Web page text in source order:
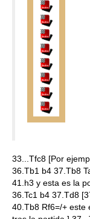
33...Tfc8 [Por
36.Tb1 b4 37.Tb8
41.h3 y esta es la
36.Tc1 b4 37.Td8
40.Tb8 Rf6=/+ este